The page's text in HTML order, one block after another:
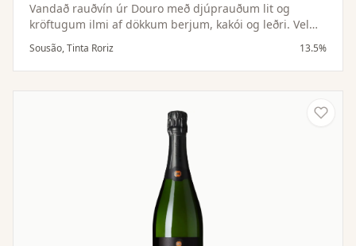
Vandað rauðvín úr Douro með djúprauðum lit og
kröftugum ilmi af dökkum berjum, kakói og leðri. Vel
byggt í munni með mjúkri áferð, aðlaðandi tannínum
og löngu eftirbragði.
Sousão, Tinta Roriz 13.5%